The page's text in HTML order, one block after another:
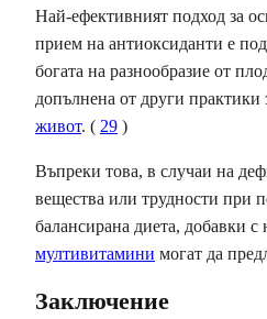
Най-ефективният подход за
прием на антиоксиданти е
богата на разнообразие от
допълнена от други практики
живот. ( 29 )
Въпреки това, в случаи на
вещества или трудности при
балансирана диета, добавки с
мултивитамини могат да
Заключение